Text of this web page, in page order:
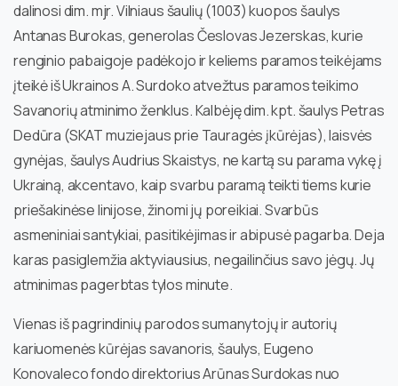
dalinosi dim. mjr. Vilniaus šaulių (1003) kuopos šaulys
Antanas Burokas, generolas Česlovas Jezerskas, kurie
renginio pabaigoje padėkojo ir keliems paramos teikėjams
įteikė iš Ukrainos A. Surdoko atvežtus paramos teikimo
Savanorių atminimo ženklus. Kalbėję dim. kpt. šaulys Petras
Dedūra (SKAT muziejaus prie Tauragės įkūrėjas), laisvės
gynėjas, šaulys Audrius Skaistys, ne kartą su parama vykę į
Ukrainą, akcentavo, kaip svarbu paramą teikti tiems kurie
priešakinėse linijose, žinomi jų poreikiai. Svarbūs
asmeniniai santykiai, pasitikėjimas ir abipusė pagarba. Deja
karas pasiglemžia aktyviausius, negailinčius savo jėgų. Jų
atminimas pagerbtas tylos minute.
Vienas iš pagrindinių parodos sumanytojų ir autorių
kariuomenės kūrėjas savanoris, šaulys, Eugeno
Konovaleco fondo direktorius Arūnas Surdokas nuo